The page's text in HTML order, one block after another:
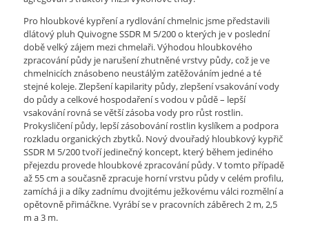
Pro hloubkové kypření a rydlování chmelnic jsme představili
dlátový pluh Quivogne SSDR M 5/200 o kterých je v poslední
době velký zájem mezi chmelaři. Výhodou hloubkového
zpracování půdy je narušení zhutněné vrstvy půdy, což je ve
chmelnicích znásobeno neustálým zatěžováním jedné a té
stejné koleje. Zlepšení kapilarity půdy, zlepšení vsakování vody
do půdy a celkové hospodaření s vodou v půdě – lepší
vsakování rovná se větší zásoba vody pro růst rostlin.
Prokysličení půdy, lepší zásobování rostlin kyslíkem a podpora
rozkladu organických zbytků. Nový dvouřadý hloubkový kypřič
SSDR M 5/200 tvoří jedinečný koncept, který během jediného
přejezdu provede hloubkové zpracování půdy. V tomto případě
až 55 cm a současně zpracuje horní vrstvu půdy v celém profilu,
zamíchá ji a díky zadnímu dvojitému ježkovému válci rozmělní a
opětovně přimáčkne. Vyrábí se v pracovních záběrech 2 m, 2,5
m a 3 m.